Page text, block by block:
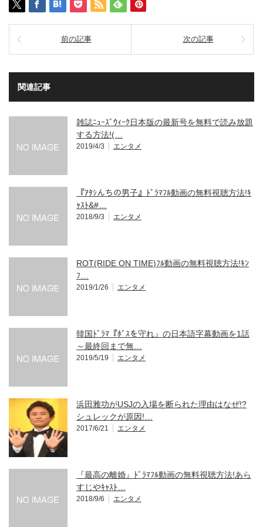
前の記事 次の記事
関連記事
雑誌ﾆｭｰｽﾞｳｨｰｸ日本版の最新号を無料で読み放題
する方法!(…
2019/4/3 エンタメ
『ｱﾀｼんちの男子』ﾄﾞﾗﾏﾌﾙ動画の無料視聴方法!ｷ
ｬｽﾄ&#…
2018/9/3 エンタメ
ROT(RIDE ON TIME)ﾌﾙ動画の無料視聴方法!ｷﾝ
ﾌ…
2019/1/26 エンタメ
韓国ﾄﾞﾗﾏ『ﾎﾞｽを守れ』の日本語字幕動画を1話
～最終回まで無…
2019/5/19 エンタメ
浜田雅功がUSJの入場を断られた理由はなぜ!?
シュレックが原因!…
2017/6/21 エンタメ
『最高の離婚』ﾄﾞﾗﾏﾌﾙ動画の無料視聴方法!あら
すじやｷｬｽﾄ…
2018/9/6 エンタメ